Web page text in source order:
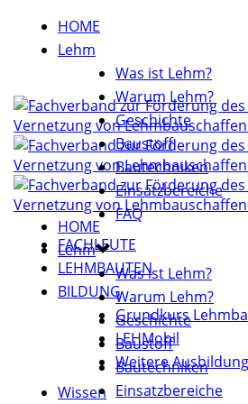
HOME
Lehm
Was ist Lehm?
Warum Lehm?
Geschichte
Baustoff
Bautechniken
Einsatzbereiche
FAQ
FACHLEUTE
LEHMBAUTEN
BILDUNG
Grundkurs
LEHMobil
Weitere
Wissen
HOME
Lehm
Was ist Lehm?
Warum Lehm?
Geschichte
Baustoff
Bautechniken
Einsatzbereiche